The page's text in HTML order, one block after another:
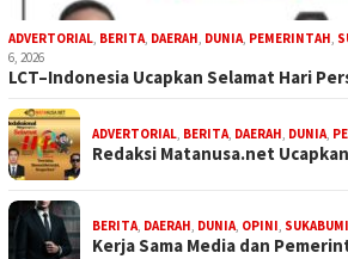
ADVERTORIAL, BERITA, DAERAH, DUNIA, PEMERINTAH,
6, 2026
LCT–Indonesia Ucapkan Selamat Hari
ADVERTORIAL, BERITA, DAERAH, DUNIA,
Redaksi Matanusa.net
BERITA, DAERAH, DUNIA, OPINI,
Kerja Sama Media dan